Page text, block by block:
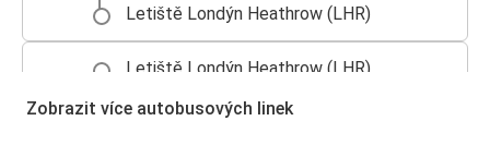
Letiště Londýn Heathrow (LHR)
Letiště Londýn Heathrow (LHR)
Zobrazit více autobusových linek